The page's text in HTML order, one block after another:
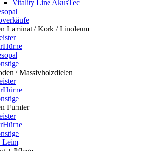
Vitality Line AkusTec
Laminat / Kork / Linoleum
/ Massivholzdielen
Furnier
Leim